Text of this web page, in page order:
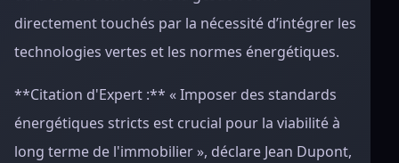
directement touchés par la nécessité d’intégrer les
technologies vertes et les normes énergétiques.
**Citation d'Expert :** « Imposer des standards
énergétiques stricts est crucial pour la viabilité à
long terme de l'immobilier », déclare Jean Dupont,